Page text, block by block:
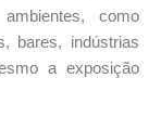
como
bares, indústrias
a exposição